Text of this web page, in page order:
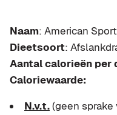
Naam: American
Dieetsoort:
Aantal calorieën per
Caloriewaarde:
N.v.t.(geen sprake